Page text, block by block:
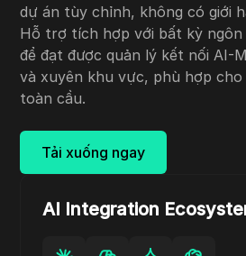
dự án tùy chỉnh, không có giới
Hỗ trợ tích hợp với bất kỳ
để đạt được quản lý kết nối AI-
và xuyên khu vực, phù hợp
toàn cầu.
Tải xuống ngay
AI Integration